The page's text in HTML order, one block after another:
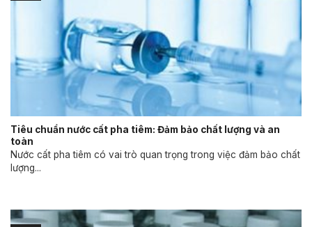
Tiêu chuẩn nước cất pha tiêm: Đảm bảo chất lượng và an
toàn
Nước cất pha tiêm có vai trò quan trọng trong việc đảm bảo chất
lượng...